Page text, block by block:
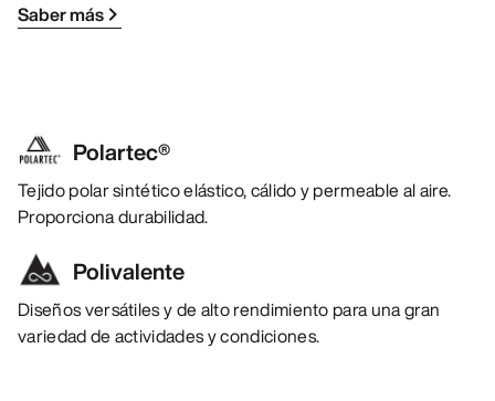
Saber más
Polartec®
Tejido polar sintético elástico, cálido y permeable al aire.
Proporciona durabilidad.
Polivalente
Diseños versátiles y de alto rendimiento para una gran
variedad de actividades y condiciones.